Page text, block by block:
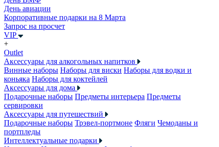
День авиации
Корпоративные подарки на 8 Марта
Запрос на просчет
VIP
+
Outlet
Аксессуары для алкогольных напитков
Винные наборы Наборы для виски Наборы для водки и
коньяка Наборы для коктейлей
Аксессуары для дома
Подарочные наборы Предметы интерьера Предметы
сервировки
Аксессуары для путешествий
Подарочные наборы Трэвел-портмоне Фляги Чемоданы и
портпледы
Интеллектуальные подарки